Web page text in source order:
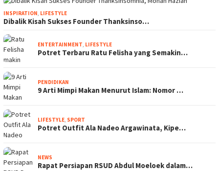
INSPIRATION, LIFESTYLE
Dibalik Kisah Sukses Founder Thanksinso…
ENTERTAINMENT, LIFESTYLE
Potret Terbaru Ratu Felisha yang Semakin…
PENDIDIKAN
9 Arti Mimpi Makan Menurut Islam: Nomor …
LIFESTYLE, SPORT
Potret Outfit Ala Nadeo Argawinata, Kipe…
NEWS
Rapat Persiapan RSUD Abdul Moeloek dalam…